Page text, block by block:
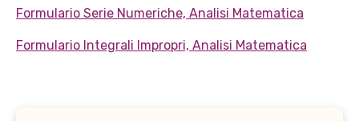
Formulario Serie Numeriche, Analisi Matematica
Formulario Integrali Impropri, Analisi Matematica